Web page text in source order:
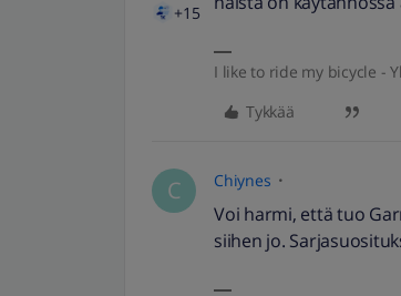
+15
I like to ride my bicycle -
Tykkää
C Chiynes
Voi harmi, että tuo
siihen jo.